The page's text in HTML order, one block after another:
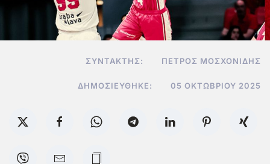
ΣΥΝΤΆΚΤΗΣ: ΠΈΤΡΟΣ ΜΟΣΧΟΝΊΔΗΣ
ΔΗΜΟΣΙΕΎΘΗΚΕ: 05 ΟΚΤΩΒΡΊΟΥ 2025